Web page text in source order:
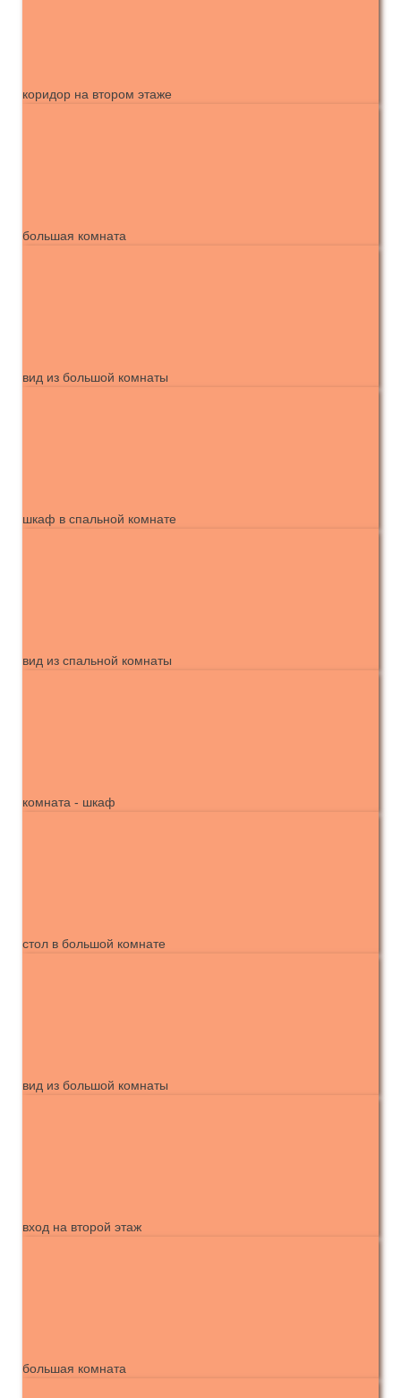
коридор на втором этаже
большая комната
вид из большой комнаты
шкаф в спальной комнате
вид из спальной комнаты
комната - шкаф
стол в большой комнате
вид из большой комнаты
вход на второй этаж
большая комната